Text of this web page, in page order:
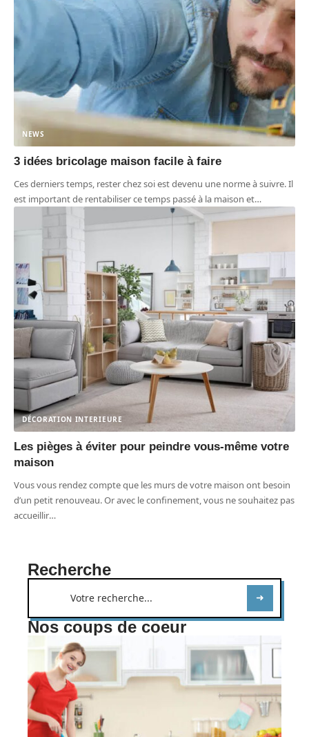
NEWS
3 idées bricolage maison facile à faire
Ces derniers temps, rester chez soi est devenu une norme à suivre. Il
est important de rentabiliser ce temps passé à la maison et…
DÉCORATION INTERIEURE
Les pièges à éviter pour peindre vous-même votre
maison
Vous vous rendez compte que les murs de votre maison ont besoin
d’un petit renouveau. Or avec le confinement, vous ne souhaitez pas
accueillir…
Recherche
Nos coups de coeur